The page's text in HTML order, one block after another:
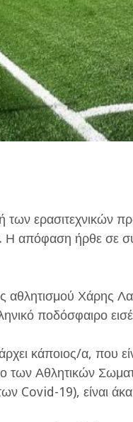
των
Η απόφαση ήρθε σε
αθλητισμού Χάρης
ποδόσφαιρο
κάποιος/α, που
των Αθλητικών
Covid-19), είναι